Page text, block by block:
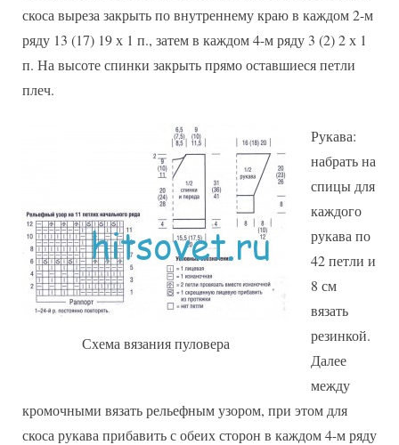
скоса выреза закрыть по внутреннему краю в каждом 2-м
ряду 13 (17) 19 х 1 п., затем в каждом 4-м ряду 3 (2) 2 х 1
п. На высоте спинки закрыть прямо оставшиеся петли
плеч.
Схема вязания пуловера
Рукава:
набрать на
спицы для
каждого
рукава по
42 петли и
8 см
вязать
резинкой.
Далее
между
кромочными вязать рельефным узором, при этом для
скоса рукава прибавить с обеих сторон в каждом 4-м ряду